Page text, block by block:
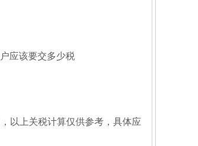
应该要交多少税
以上关税计算仅供参考，具体应